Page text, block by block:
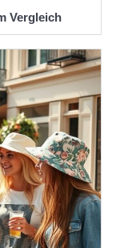
Vergleich